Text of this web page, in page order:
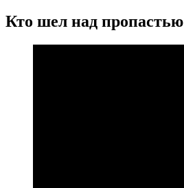
Кто шел над пропастью